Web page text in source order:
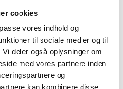
cookies
vores indhold og
til sociale medier og til
deler også oplysninger om
med vores partnere inden
og
kan kombinere disse
på Villa Strand eller
Tilmelding